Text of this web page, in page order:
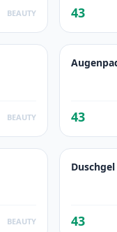
BEAUTY 43
BEAUTY 43
BEAUTY 43